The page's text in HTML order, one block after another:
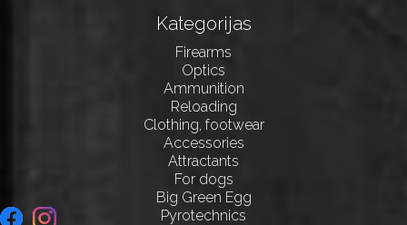
Kategorijas
Firearms
Optics
Ammunition
Reloading
Clothing, footwear
Accessories
Attractants
For dogs
Big Green Egg
Pyrotechnics